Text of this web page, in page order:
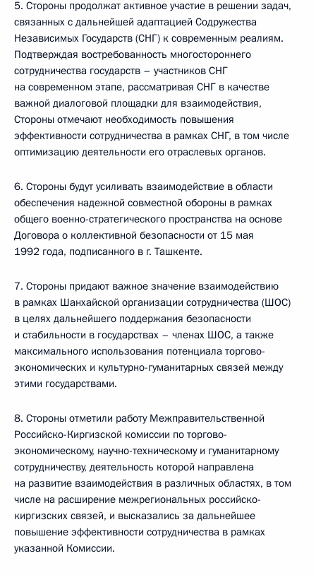
5. Стороны продолжат активное участие в решении задач,
связанных с дальнейшей адаптацией Содружества
Независимых Государств (СНГ) к современным реалиям.
Подтверждая востребованность многостороннего
сотрудничества государств – участников СНГ
на современном этапе, рассматривая СНГ в качестве
важной диалоговой площадки для взаимодействия,
Стороны отмечают необходимость повышения
эффективности сотрудничества в рамках СНГ, в том числе
оптимизацию деятельности его отраслевых органов.
6. Стороны будут усиливать взаимодействие в области
обеспечения надежной совместной обороны в рамках
общего военно-стратегического пространства на основе
Договора о коллективной безопасности от 15 мая
1992 года, подписанного в г. Ташкенте.
7. Стороны придают важное значение взаимодействию
в рамках Шанхайской организации сотрудничества (ШОС)
в целях дальнейшего поддержания безопасности
и стабильности в государствах – членах ШОС, а также
максимального использования потенциала торгово-
экономических и культурно-гуманитарных связей между
этими государствами.
8. Стороны отметили работу Межправительственной
Российско-Киргизской комиссии по торгово-
экономическому, научно-техническому и гуманитарному
сотрудничеству, деятельность которой направлена
на развитие взаимодействия в различных областях, в том
числе на расширение межрегиональных российско-
киргизских связей, и высказались за дальнейшее
повышение эффективности сотрудничества в рамках
указанной Комиссии.